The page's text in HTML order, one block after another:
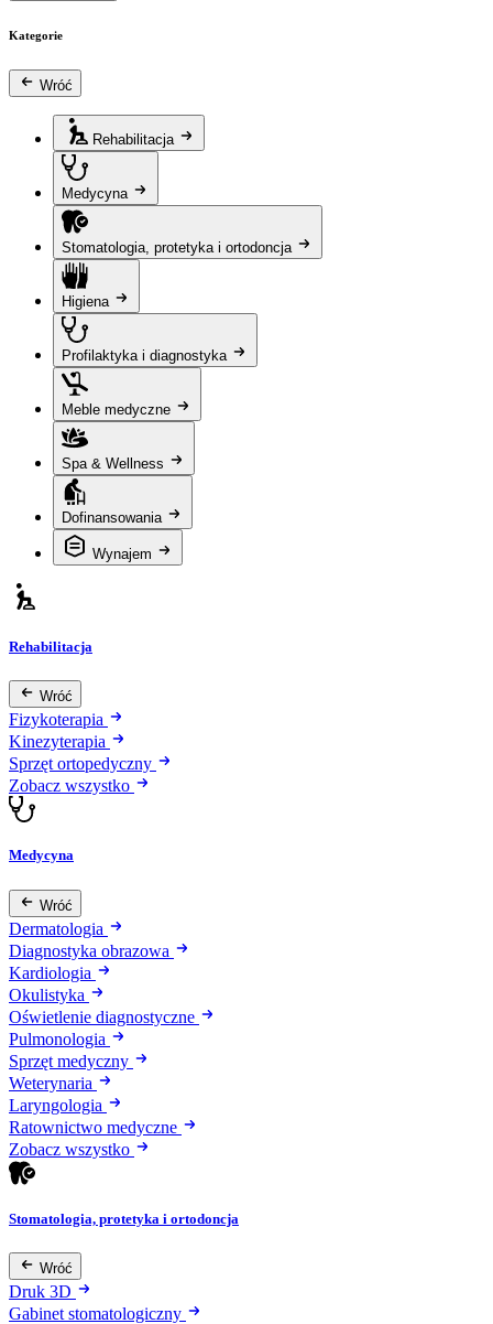
Kategorie
Wróć
Rehabilitacja
Medycyna
Stomatologia, protetyka i ortodoncja
Higiena
Profilaktyka i diagnostyka
Meble medyczne
Spa & Wellness
Dofinansowania
Wynajem
Rehabilitacja
Wróć
Fizykoterapia
Kinezyterapia
Sprzęt ortopedyczny
Zobacz wszystko
Medycyna
Wróć
Dermatologia
Diagnostyka obrazowa
Kardiologia
Okulistyka
Oświetlenie diagnostyczne
Pulmonologia
Sprzęt medyczny
Weterynaria
Laryngologia
Ratownictwo medyczne
Zobacz wszystko
Stomatologia, protetyka i ortodoncja
Wróć
Druk 3D
Gabinet stomatologiczny